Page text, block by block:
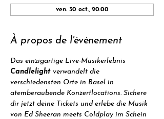
ven. 30 oct., 20:00
À propos de l'événement
Das einzigartige Live-Musikerlebnis
Candlelight verwandelt die
verschiedensten Orte in Basel in
atemberaubende Konzertlocations. Sichere
dir jetzt deine Tickets und erlebe die Musik
von Ed Sheeran meets Coldplay im Schein